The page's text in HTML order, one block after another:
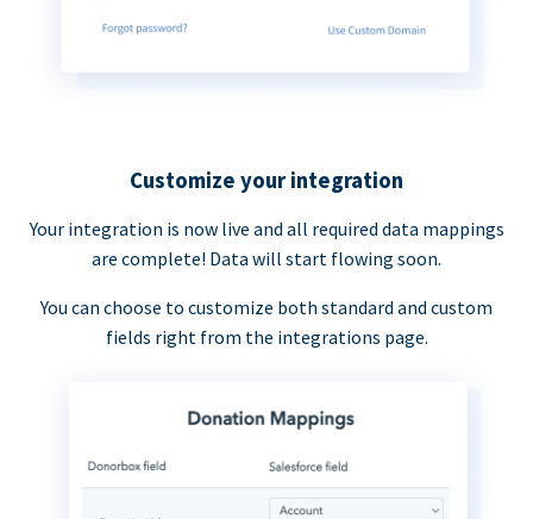
Customize your integration
Your integration is now live and all required data mappings
are complete! Data will start flowing soon.
You can choose to customize both standard and custom
fields right from the integrations page.